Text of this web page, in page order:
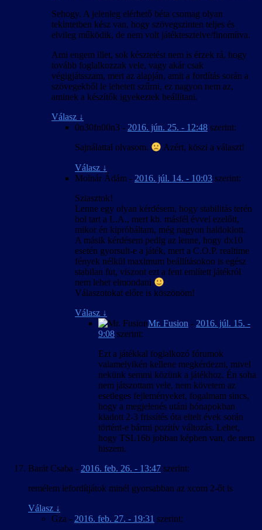
Sehogy. A jelenleg elérhető béta csomag olyan
tekintetben kész van, hogy szövegszinten teljes és
elvileg működik, de nem volt játéktesztelve/finomítva.
Ami engem illet, sok késztetést nem is érzek rá, hogy
tovább foglalkozzak vele, vagy akár csak
végigjátsszam, mert az alapján, amit a fordítás során a
szövegekből le lehetett szűrni, ez nagyon nem az,
aminek a készítők igyekeztek beállítani.
Válasz ↓
0n30fn00n3 - 2016. jún. 25. - 12:48 szerint:
Sajnálattal olvasom.
Azért, köszi a választ!
Válasz ↓
Molnár Ádám - 2016. júl. 14. - 10:03 szerint:
Sziasztok!
Lenne egy olyan kérdésem, hogy stabilitás terén
hol tart a L.A., mert kb. másfél évvel ezelőtt,
mikor én kipróbáltam, még nagyon haldoklott.
A másik kérdésem pedig az lenne, hogy dx10
esetén gyorsult-e a játék, mert a C.O.P. realtime
fények nélkül maximum beállításokon is egész
stabilan fut, viszont ezt a fent említett játékról
nem lehet elmondani
Válaszotokat előre is köszönöm!
Válasz ↓
Mr. Fusion - 2016. júl. 15. -
9:08 szerint:
Ezt a játékkal foglalkozó fórumok
valamelyikén kellene megkérdezni, mivel
nekünk semmi közünk a játékhoz. Én soha
nem játszottam vele, nem követem az
esetleges fejleményeket, fogalmam sincs,
hogy a megjelenés utáni hónapokban
kiadott 2-3 frissítés óta eltelt évek során
történt-e bármi pozitív változás. Lehet,
hogy TSL16b jobban képben van, de nem
hiszem.
Barát Csaba - 2016. feb. 26. - 13:47 szerint:
remélem lefordítjátok minél gyorsabban az xcom 2-őt is
Válasz ↓
Gza - 2016. feb. 27. - 19:31 szerint: